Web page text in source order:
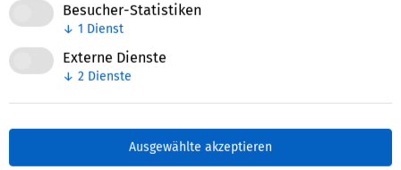
Besucher-Statistiken
↓ 1 Dienst
Externe Dienste
↓ 2 Dienste
Ausgewählte akzeptieren
Berufliche Erstausbildung,
Bildungsabschnitte
Stiftung der Deutschen Wirtschaft (sdw)